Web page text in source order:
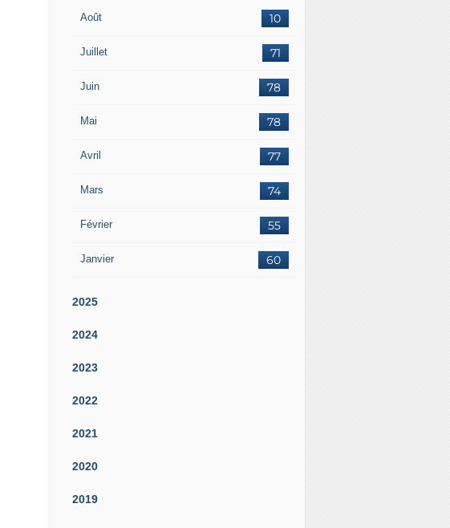
Août 10
Juillet 71
Juin 78
Mai 78
Avril 77
Mars 74
Février 55
Janvier 60
2025
2024
2023
2022
2021
2020
2019